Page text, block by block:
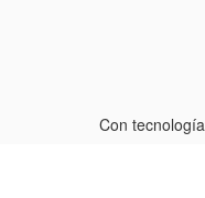
Con